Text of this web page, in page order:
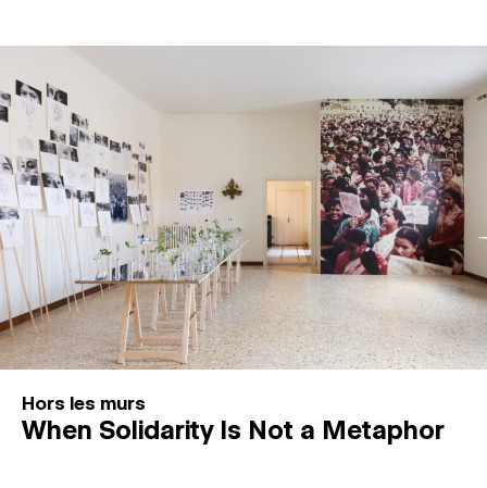
Hors les murs
When Solidarity Is Not a Metaphor